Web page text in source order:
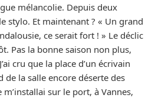
mélancolie. Depuis deux
stylo. Et maintenant ? « Un grand
ce serait fort ! » Le déclic
Pas la bonne saison non plus,
cru que la place d’un écrivain
de la salle encore déserte des
sur le port, à Vannes,